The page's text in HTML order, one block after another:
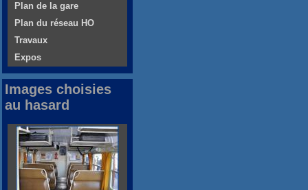
Plan de la gare
Plan du réseau HO
Travaux
Expos
Images choisies
au hasard